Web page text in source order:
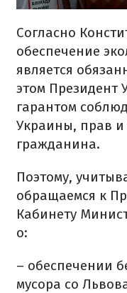
Согласно
обеспечение
является
этом Президент
гарантом
Украины, прав и
гражданина.
Поэтому,
обращаемся к
Кабинету
о:
– обеспечении
мусора со